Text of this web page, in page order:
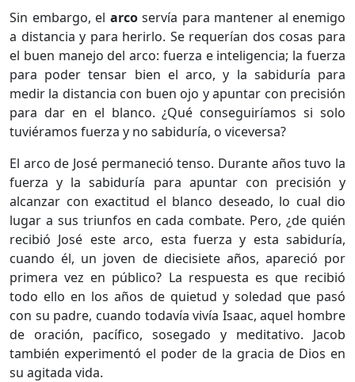
Sin embargo, el arcoservía para mantener al enemigo
a distancia y para herirlo. Se requerían dos cosas para
el buen manejo del arco: fuerza e inteligencia; la fuerza
para poder tensar bien el arco, y la sabiduría para
medir la distancia con buen ojo y apuntar con precisión
para dar en el blanco. ¿Qué conseguiríamos si solo
tuviéramos fuerza y no sabiduría, o viceversa?
El arco de José permaneció tenso. Durante años tuvo la
fuerza y la sabiduría para apuntar con precisión y
alcanzar con exactitud el blanco deseado, lo cual dio
lugar a sus triunfos en cada combate. Pero, ¿de quién
recibió José este arco, esta fuerza y esta sabiduría,
cuando él, un joven de diecisiete años, apareció por
primera vez en público? La respuesta es que recibió
todo ello en los años de quietud y soledad que pasó
con su padre, cuando todavía vivía Isaac, aquel hombre
de oración, pacífico, sosegado y meditativo. Jacob
también experimentó el poder de la gracia de Dios en
su agitada vida.